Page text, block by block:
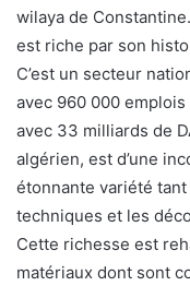
wilaya de
est riche par son
C’est un secteur
avec 960 000
avec 33 milliards de
algérien, est d’une
étonnante variété
techniques et les
Cette richesse est
matériaux dont sont